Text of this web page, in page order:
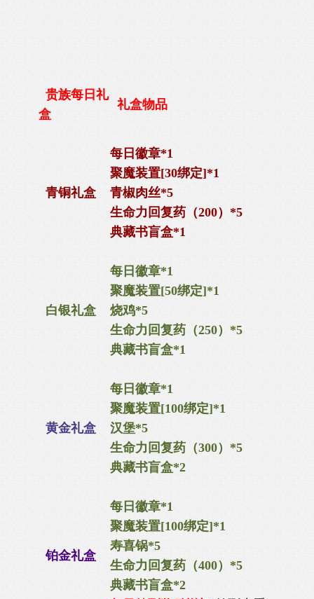
贵族每日礼
盒
礼盒物品
青铜礼盒
每日徽章*1
聚魔装置[30绑定]*1
青椒肉丝*5
生命力回复药（200）*5
典藏书盲盒*1
白银礼盒
每日徽章*1
聚魔装置[50绑定]*1
烧鸡*5
生命力回复药（250）*5
典藏书盲盒*1
黄金礼盒
每日徽章*1
聚魔装置[100绑定]*1
汉堡*5
生命力回复药（300）*5
典藏书盲盒*2
铂金礼盒
每日徽章*1
聚魔装置[100绑定]*1
寿喜锅*5
生命力回复药（400）*5
典藏书盲盒*2